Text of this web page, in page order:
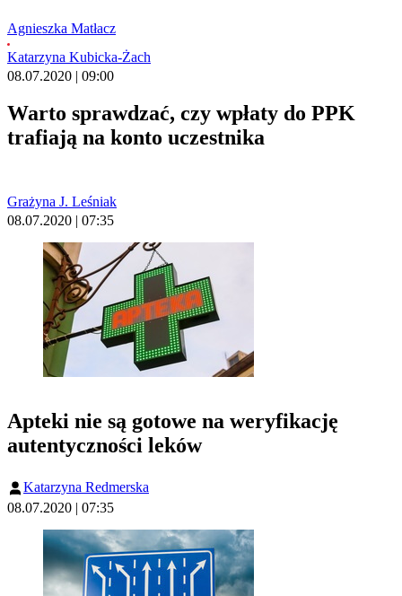
Agnieszka Matłacz
Katarzyna Kubicka-Żach
08.07.2020 | 09:00
Warto sprawdzać, czy wpłaty do PPK
trafiają na konto uczestnika
Grażyna J. Leśniak
08.07.2020 | 07:35
Apteki nie są gotowe na weryfikację
autentyczności leków
Katarzyna Redmerska
08.07.2020 | 07:35